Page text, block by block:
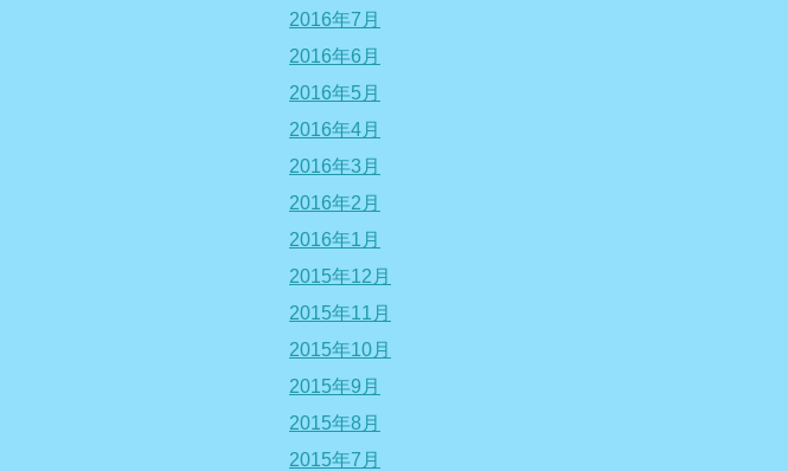
2016年7月
2016年6月
2016年5月
2016年4月
2016年3月
2016年2月
2016年1月
2015年12月
2015年11月
2015年10月
2015年9月
2015年8月
2015年7月